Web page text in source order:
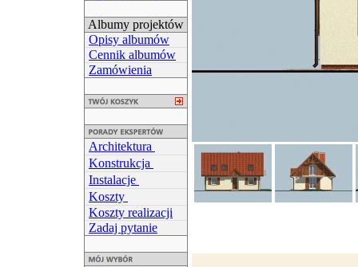
Albumy projektów
Opisy albumów
Cennik albumów
Zamówienia
Architektura
Konstrukcja
Instalacje
Koszty
Koszty realizacji
Zadaj pytanie